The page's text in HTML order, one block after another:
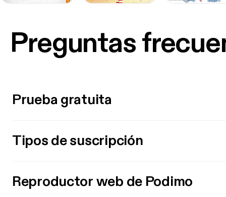
Preguntas
Prueba gratuita
Tipos de suscripción
Reproductor web de Podimo